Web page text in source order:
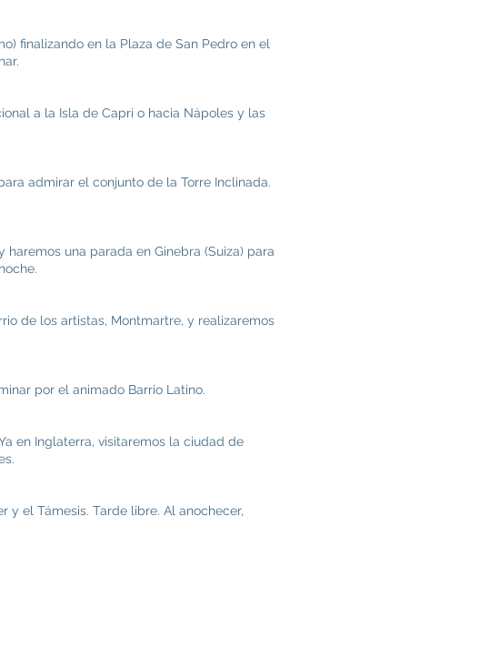
finalizando en la Plaza de San Pedro en el
a la Isla de Capri o hacia Nápoles y las
admirar el conjunto de la Torre Inclinada.
una parada en Ginebra (Suiza) para
de los artistas, Montmartre, y realizaremos
por el animado Barrio Latino.
en Inglaterra, visitaremos la ciudad de
el Támesis. Tarde libre. Al anochecer,